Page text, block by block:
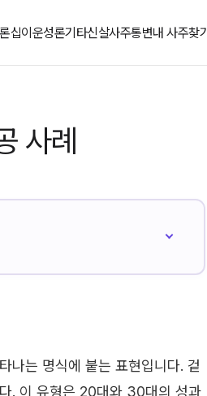
십이운성론기타신살사주통변내 사주찾기
사례
나는 명식에 붙는 표현입니다. 겉
. 이 유형은 20대와 30대의 성과